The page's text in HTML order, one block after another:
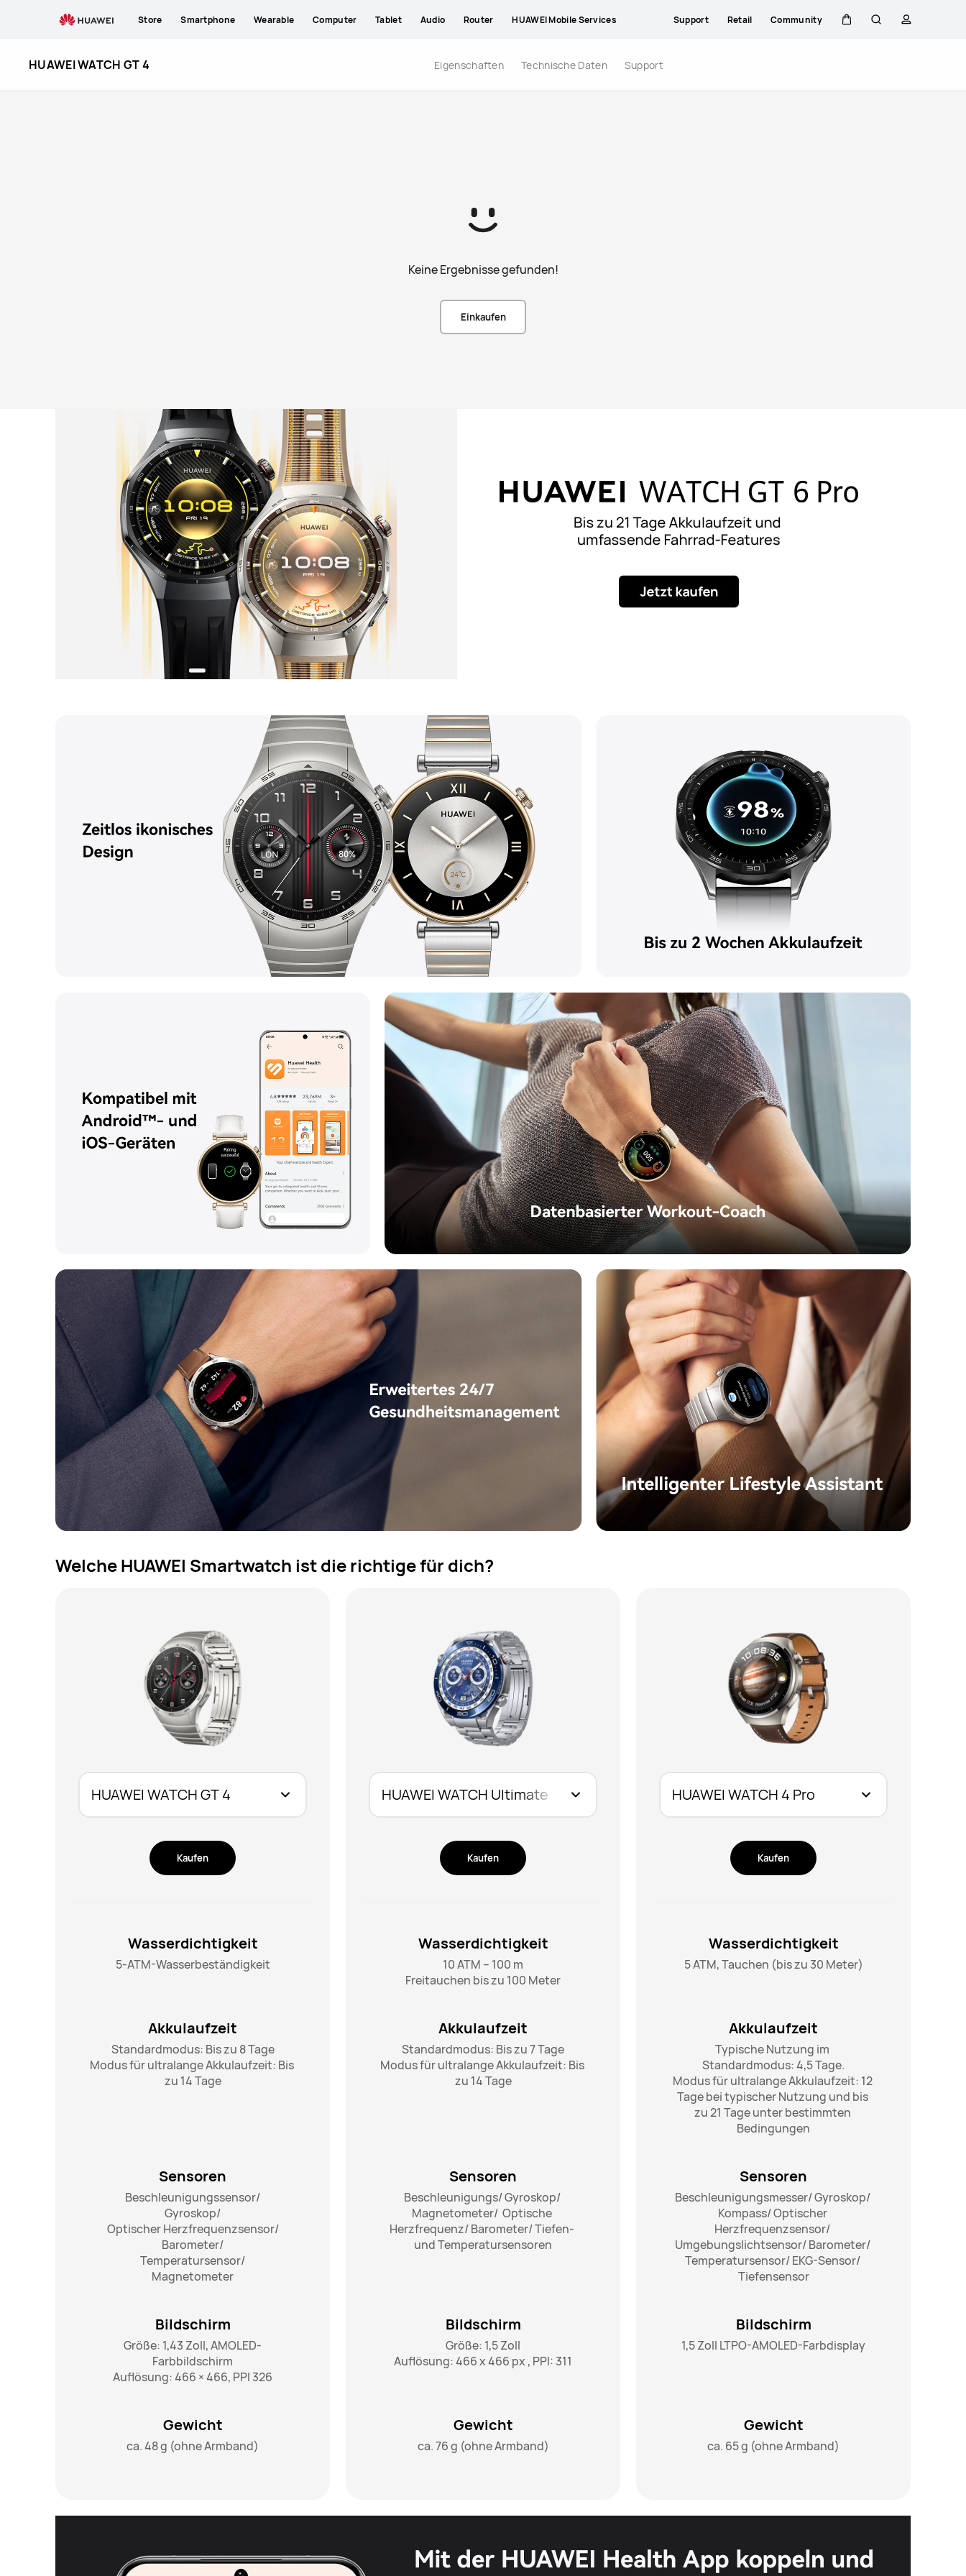
HUAWEI
WATCH
GT
Store Smartphone Wearable Computer Tablet Audio Router HUAWEI Mobile Services Support Retail Community
HUAWEI WATCH GT 4 Eigenschaften Technische Daten Support
Keine Ergebnisse gefunden!
Einkaufen
Welche HUAWEI Smartwatch ist die richtige für dich?
Kaufen
Wasserdichtigkeit
5-ATM-Wasserbeständigkeit
Akkulaufzeit
Standardmodus: Bis zu 8 Tage
Modus für ultralange Akkulaufzeit: Bis
zu 14 Tage
Sensoren
Beschleunigungssensor/
Gyroskop/
Optischer Herzfrequenzsensor/
Barometer/
Temperatursensor/
Magnetometer
Bildschirm
Größe: 1,43 Zoll, AMOLED-
Farbbildschirm
Auflösung: 466 × 466, PPI 326
Gewicht
ca. 48 g (ohne Armband)
Kaufen
Wasserdichtigkeit
10 ATM – 100 m
Freitauchen bis zu 100 Meter
Akkulaufzeit
Standardmodus: Bis zu 7 Tage
Modus für ultralange Akkulaufzeit: Bis
zu 14 Tage
Sensoren
Beschleunigungs/ Gyroskop/
Magnetometer/  Optische
Herzfrequenz/ Barometer/ Tiefen-
und Temperatursensoren
Bildschirm
Größe: 1,5 Zoll
Auflösung: 466 x 466 px , PPI: 311
Gewicht
ca. 76 g (ohne Armband)
Kaufen
Wasserdichtigkeit
5 ATM, Tauchen (bis zu 30 Meter)
Akkulaufzeit
Typische Nutzung im
Standardmodus: 4,5 Tage.
Modus für ultralange Akkulaufzeit: 12
Tage bei typischer Nutzung und bis
zu 21 Tage unter bestimmten
Bedingungen
Sensoren
Beschleunigungsmesser/ Gyroskop/
Kompass/ Optischer
Herzfrequenzsensor/
Umgebungslichtsensor/ Barometer/
Temperatursensor/ EKG-Sensor/
Tiefensensor
Bildschirm
1,5 Zoll LTPO-AMOLED-Farbdisplay
Gewicht
ca. 65 g (ohne Armband)